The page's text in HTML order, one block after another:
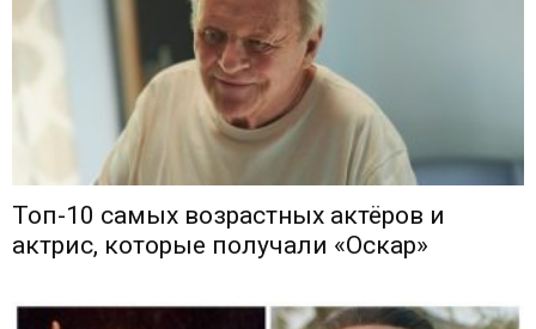
Топ-10 самых возрастных актёров и
актрис, которые получали «Оскар»